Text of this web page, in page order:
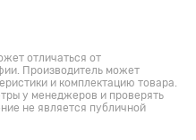
отличаться от
Производитель может
и комплектацию товара.
у менеджеров и проверять
не является публичной